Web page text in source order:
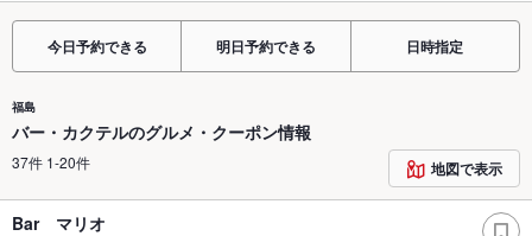
今日予約できる 明日予約できる 日時指定
福島
バー・カクテルのグルメ・クーポン情報
37件 1-20件 地図で表示
Bar マリオ